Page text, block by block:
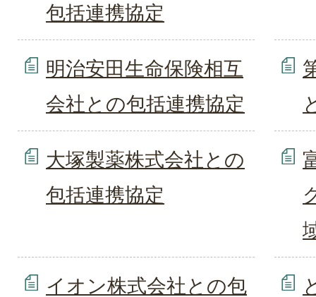
包括連携協定
明治安田生命保険相互
会社との包括連携協定
大塚製薬株式会社との
包括連携協定
イオン株式会社との包